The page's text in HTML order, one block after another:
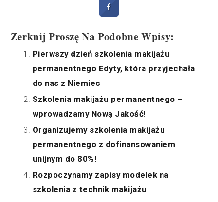
Zerknij Proszę Na Podobne Wpisy:
Pierwszy dzień szkolenia makijażu
permanentnego Edyty, która przyjechała
do nas z Niemiec
Szkolenia makijażu permanentnego –
wprowadzamy Nową Jakość!
Organizujemy szkolenia makijażu
permanentnego z dofinansowaniem
unijnym do 80%!
Rozpoczynamy zapisy modelek na
szkolenia z technik makijażu